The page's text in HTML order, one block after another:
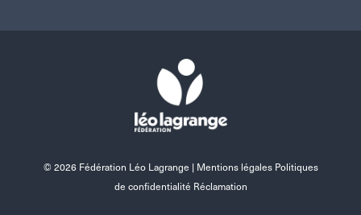
© 2026 Fédération Léo Lagrange | Mentions légales Politiques
de confidentialité Réclamation